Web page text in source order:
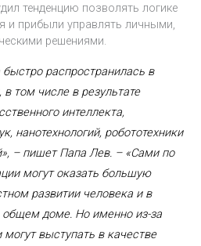
тенденцию позволять логике
и прибыли управлять личными,
решениями.
распространилась в
в том числе в результате
интеллекта,
нанотехнологий, робототехники
– пишет Папа Лев. – «Сами по
могут оказать большую
развитии человека и в
доме. Но именно из-за
выступать в качестве